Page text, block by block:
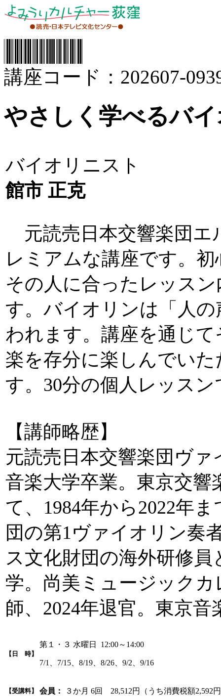
講座コード：202607-
やさしく学べるバ
バイオリニスト
館市 正克
元読売日本交響楽団エ
レミアムな講座です。
その人に合ったレッス
す。バイオリンは「人
われます。講座を通じ
楽を存分に楽しんでい
す。30分の個人レッスン
【講師略歴】
元読売日本交響楽団ヴ
音楽大学卒業。東京交響
て、1984年から2022年
団の第1ヴァイオリン奏
ス文化財団の海外研修
学。尚美ミュージック
師、2024年退官。東京音
【日 時】
第１・３ 水曜日 12:00～14:00
7/1、7/15、8/19、8/26、9/2、9/16
【受講料】 会員： ３か月 6回 28,512円（うち消費税額2,592